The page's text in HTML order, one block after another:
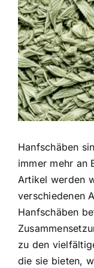
Bild
Hanfschäben
immer mehr an
Artikel werden
verschiedenen
Hanfschäben
zu den
die sie bieten,